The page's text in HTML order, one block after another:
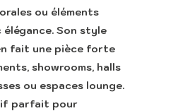
ou éléments
Son style
fait une pièce forte
showrooms, halls
ou espaces lounge.
parfait pour